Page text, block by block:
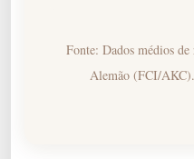
Fonte: Dados médios
Alemão (FCI/